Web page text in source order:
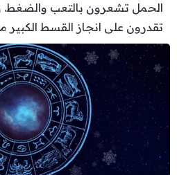
الحمل تشعرون بالتعب
تقدرون على انجاز القسط الكبير